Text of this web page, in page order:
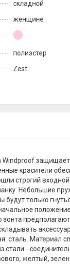
складной
женщине
полиэстер
Zest
красители
строгий
Небольшие
только
сталь. Материал
стали -
желтый,